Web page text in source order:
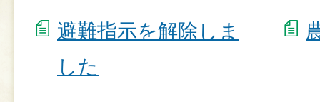
避難指示を解除しま
した